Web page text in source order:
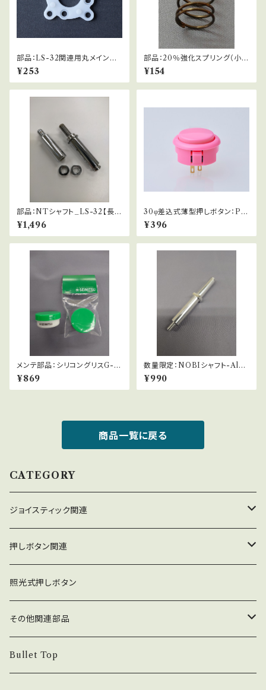
部品：LS-32関連用丸メインガ
イド
¥253
部品：20％強化スプリング（小型
ジョイスティック用）
¥154
部品：NTシャフト_LS-32【長さ
調整シャフト】
¥1,496
30φ差込式薄型押しボタン：PS
-15
¥396
メンテ部品：シリコングリスG-5
01（10g）
¥869
数量限定：NOBIシャフト-Al
（アルミ仕様）
¥990
商品一覧に戻る
CATEGORY
ジョイスティック関連
ジョイスティック本体
コネクタ接続型
ファストン端子型
ジョイスティック関連部品
レバーボール
単品部品（ジョイスティック）
NOBIモデル関連
押しボタン関連
押しボタン_30φ
30φ_ネジ式
30φ_差込式
押しボタン_24φ
24φ_ネジ式
単品部品（押しボタン）
照光式押しボタン
その他関連部品
電子部品
Bullet Top